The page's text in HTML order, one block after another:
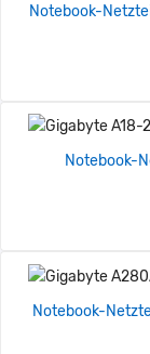
Notebook-Netzteil ADP-65JH-
Notebook-Netzteil A280A013P